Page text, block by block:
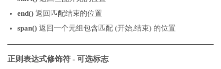
end() 返回匹配结束的位置
span() 返回一个元组包含匹配 (开始,结束) 的位置
正则表达式修饰符 - 可选标志